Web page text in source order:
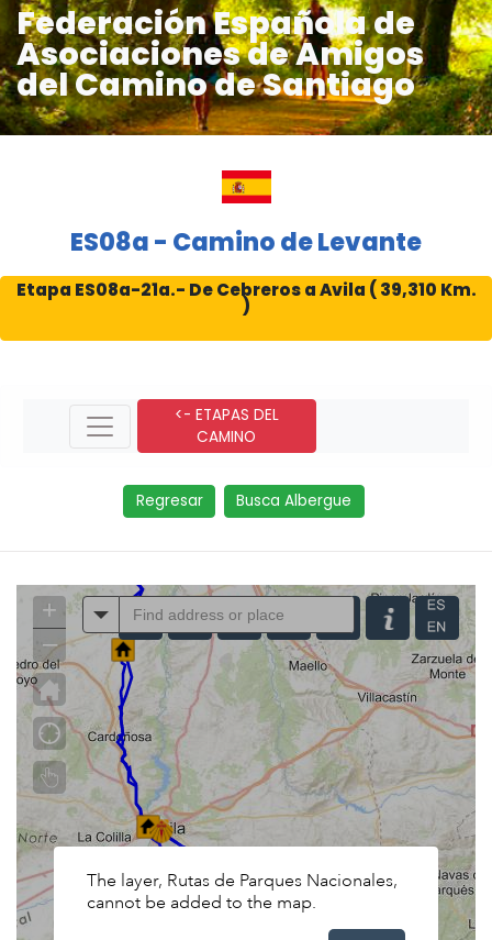
Federación Española de
Asociaciones de Amigos
del Camino de Santiago
ES08a - Camino de Levante
Etapa ES08a-21a.- De Cebreros a Avila ( 39,310 Km.
)
<- ETAPAS DEL
CAMINO
Regresar Busca Albergue